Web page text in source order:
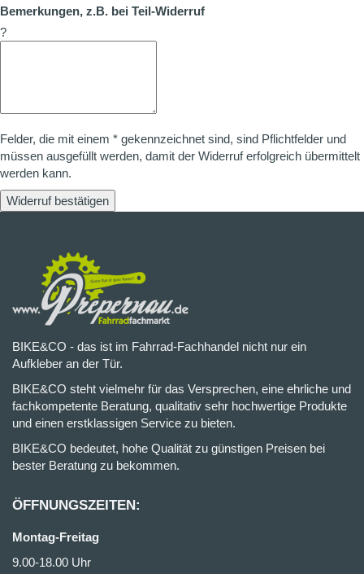
Bemerkungen, z.B. bei Teil-Widerruf
?
Felder, die mit einem * gekennzeichnet sind, sind Pflichtfelder und
müssen ausgefüllt werden, damit der Widerruf erfolgreich übermittelt
werden kann.
Widerruf bestätigen
BIKE&CO - das ist im Fahrrad-Fachhandel nicht nur ein
Aufkleber an der Tür.
BIKE&CO steht vielmehr für das Versprechen, eine ehrliche und
fachkompetente Beratung, qualitativ sehr hochwertige Produkte
und einen erstklassigen Service zu bieten.
BIKE&CO bedeutet, hohe Qualität zu günstigen Preisen bei
bester Beratung zu bekommen.
ÖFFNUNGSZEITEN:
Montag-Freitag
9.00-18.00 Uhr